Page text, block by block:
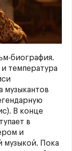
биография.
температура
музыкантов
В конце
в
и
музыкой. Пока